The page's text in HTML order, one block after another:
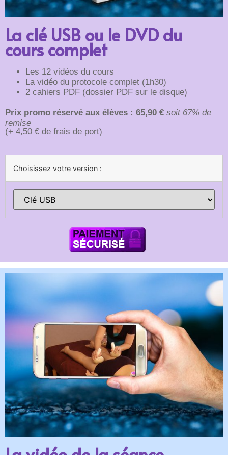
La clé USB ou le DVD du
cours complet
Les 12 vidéos du cours
La vidéo du protocole complet (1h30)
2 cahiers PDF (dossier PDF sur le disque)
Prix promo réservé aux élèves : 65,90 € soit 67% de
remise
(+ 4,50 € de frais de port)
Choisissez votre version :